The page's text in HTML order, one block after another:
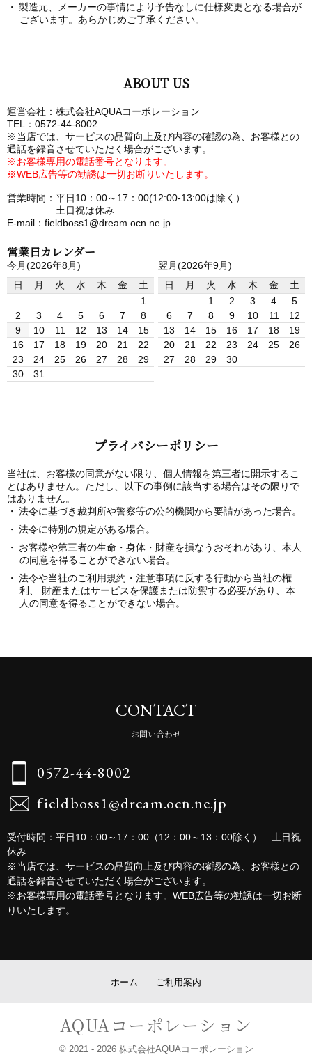
製造元、メーカーの事情により予告なしに仕様変更となる場合が
ございます。あらかじめご了承ください。
ABOUT US
運営会社：株式会社AQUAコーポレーション
TEL：0572-44-8002
※当店では、サービスの品質向上及び内容の確認の為、お客様との
通話を録音させていただく場合がございます。
※お客様専用の電話番号となります。
※WEB広告等の勧誘は一切お断りいたします。
営業時間：平日10：00～17：00(12:00-13:00は除く）
土日祝は休み
E-mail：fieldboss1@dream.ocn.ne.jp
営業日カレンダー
今月(2026年8月)
日
月 火 水 木 金
土
1
2
3 4 5 6 7
8
9
10 11 12 13 14
15
16
17 18 19 20 21
22
23
24 25 26 27 28
29
30
31
翌月(2026年9月)
日
月 火 水 木 金
土
1
2 3 4
5
6
7 8 9 10 11
12
13
14 15 16 17 18
19
20
21 22 23 24 25
26
27
28 29 30
プライバシーポリシー
当社は、お客様の同意がない限り、個人情報を第三者に開示するこ
とはありません。ただし、以下の事例に該当する場合はその限りで
はありません。
法令に基づき裁判所や警察等の公的機関から要請があった場合。
法令に特別の規定がある場合。
お客様や第三者の生命・身体・財産を損なうおそれがあり、本人
の同意を得ることができない場合。
法令や当社のご利用規約・注意事項に反する行動から当社の権
利、 財産またはサービスを保護または防禦する必要があり、本
人の同意を得ることができない場合。
CONTACT
お問い合わせ
0572-44-8002
fieldboss1@dream.ocn.ne.jp
受付時間：平日10：00～17：00（12：00～13：00除く） 土日祝
休み
※当店では、サービスの品質向上及び内容の確認の為、お客様との
通話を録音させていただく場合がございます。
※お客様専用の電話番号となります。WEB広告等の勧誘は一切お断
りいたします。
ホーム ご利用案内
AQUAコーポレーション
© 2021 - 2026 株式会社AQUAコーポレーション